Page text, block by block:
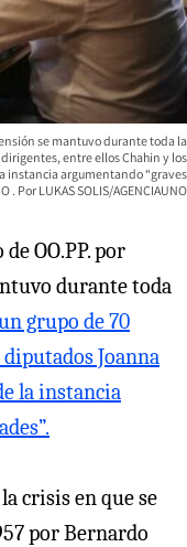
se mantuvo durante toda la
entre ellos Chahin y los
instancia argumentando “graves
LUKAS SOLIS/AGENCIAUNO
OO.PP. por
durante toda
grupo de 70
Joanna
la instancia
crisis en que se
por Bernardo